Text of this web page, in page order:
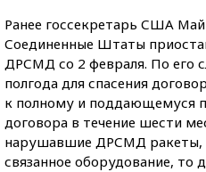
Ранее госсекретарь США
Соединенные Штаты
ДРСМД со 2 февраля. По его
полгода для спасения
к полному и поддающемуся
договора в течение шести
нарушавшие ДРСМД ракеты,
связанное оборудование, то